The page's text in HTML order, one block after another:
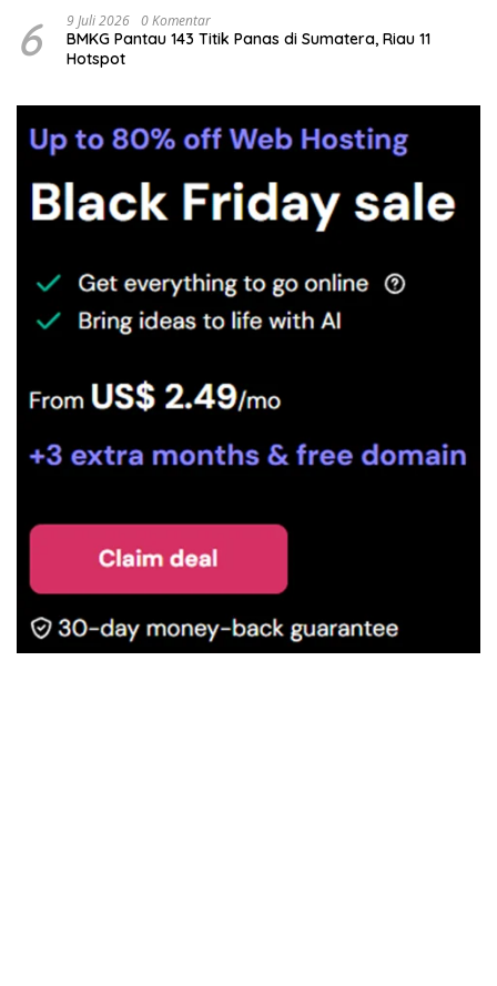
6 9 Juli 2026 0 Komentar
BMKG Pantau 143 Titik Panas di Sumatera, Riau 11
Hotspot